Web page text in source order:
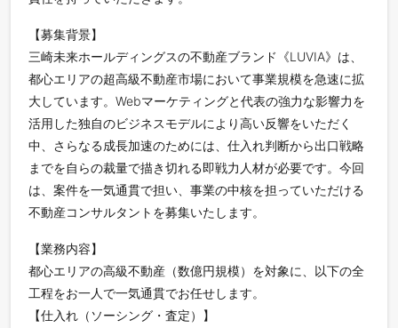
【募集背景】
三崎未来ホールディングスの不動産ブランド《LUVIA》は、
都心エリアの超高級不動産市場において事業規模を急速に拡
大しています。Webマーケティングと代表の強力な影響力を
活用した独自のビジネスモデルにより高い反響をいただく
中、さらなる成長加速のためには、仕入れ判断から出口戦略
までを自らの裁量で描き切れる即戦力人材が必要です。今回
は、案件を一気通貫で担い、事業の中核を担っていただける
不動産コンサルタントを募集いたします。
【業務内容】
都心エリアの高級不動産（数億円規模）を対象に、以下の全
工程をお一人で一気通貫でお任せします。
【仕入れ（ソーシング・査定）】